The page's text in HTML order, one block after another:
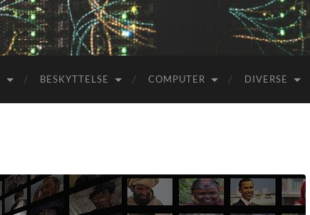
BESKYTTELSE COMPUTER DIVERSE